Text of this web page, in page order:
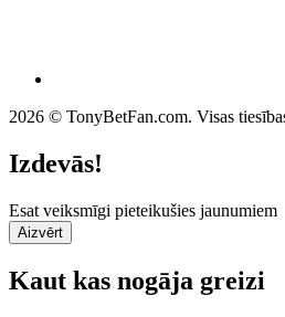
2026 © TonyBetFan.com. Visas
Izdevās!
Esat veiksmīgi pieteikušies jaunumiem
Aizvērt
Kaut kas nogāja greizi